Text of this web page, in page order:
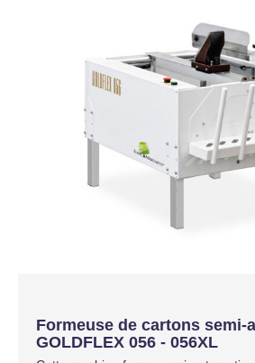
Formeuse de cartons semi-
GOLDFLEX 056 - 056XL